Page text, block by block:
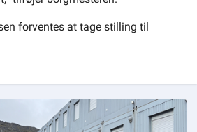
forventes at tage stilling til